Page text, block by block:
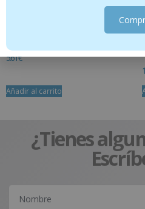
5.61€
Añadir al carrito
¿Tienes